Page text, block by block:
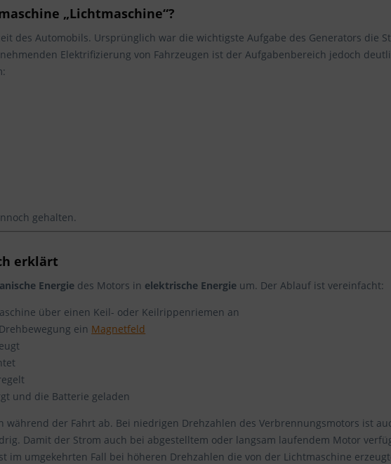
„Lichtmaschine“?
des Automobils. Ursprünglich war die wichtigste Aufgabe des Generators die
Elektrifizierung von Fahrzeugen ist der Aufgabenbereich jedoch
gehalten.
erklärt
Energie des Motors in elektrische Energie um. Der Ablauf ist vereinfacht:
über einen Keil- oder Keilrippenriemen an
ein Magnetfeld
und die Batterie geladen
während der Fahrt ab. Bei niedrigen Drehzahlen des Verbrennungsmotors ist
Damit der Strom auch bei abgestelltem oder langsam laufendem Motor
im umgekehrten Fall bei höheren Drehzahlen die von der Lichtmaschine